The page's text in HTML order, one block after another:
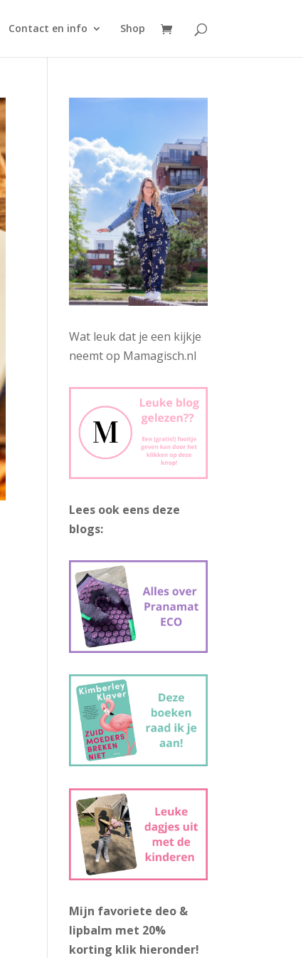
Contact en info Shop
Wat leuk dat je een kijkje
neemt op Mamagisch.nl
Lees ook eens deze
blogs:
Mijn favoriete deo &
lipbalm met 20%
korting klik hieronder!